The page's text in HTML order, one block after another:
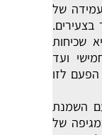
עמידה של
שכיחות
ועד
לזו
עם השמנת
של